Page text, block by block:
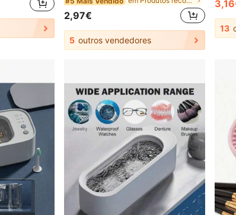
2,97€
5 outros vendedores
13